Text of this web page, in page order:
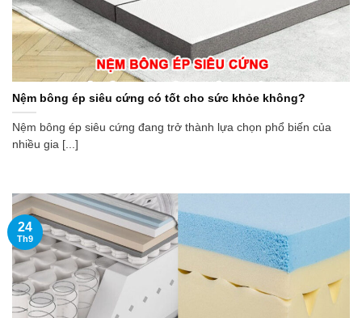
Nệm bông ép siêu cứng có tốt cho sức khỏe không?
Nệm bông ép siêu cứng đang trở thành lựa chọn phổ biến của
nhiều gia [...]
24
Th9